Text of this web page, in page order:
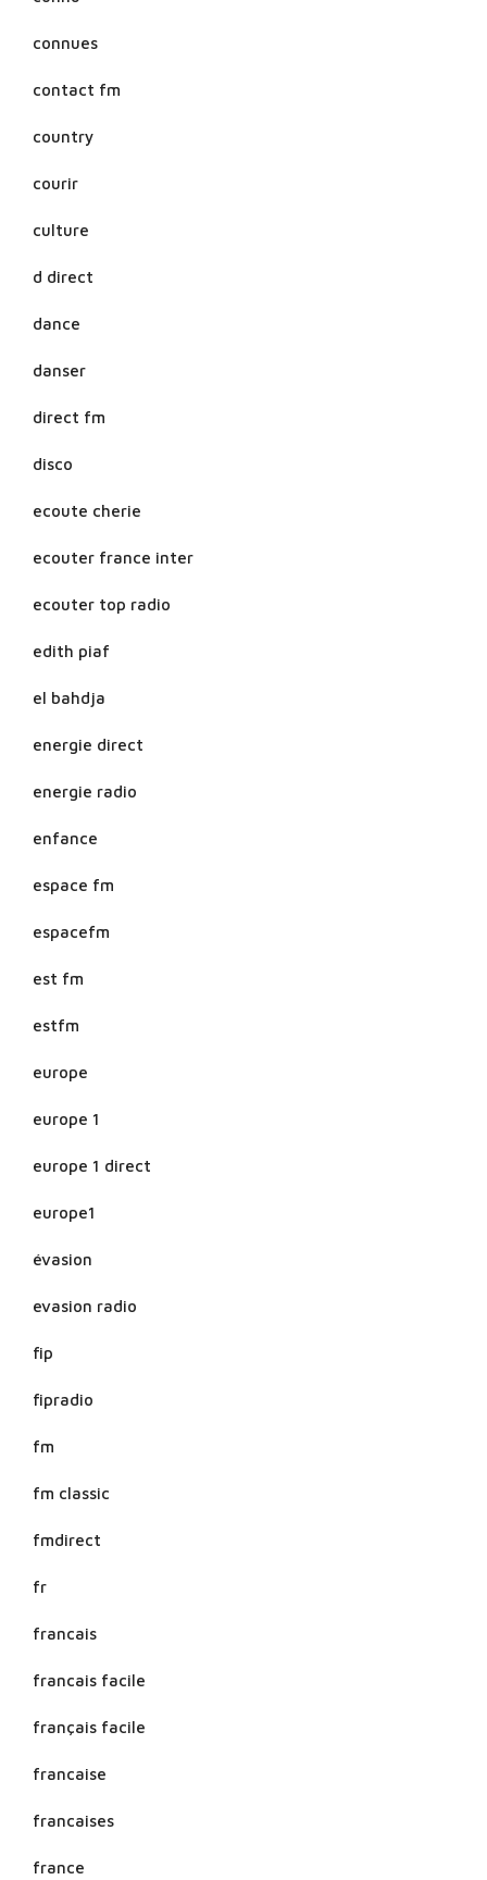
connues
contact fm
country
courir
culture
d direct
dance
danser
direct fm
disco
ecoute cherie
ecouter france inter
ecouter top radio
edith piaf
el bahdja
energie direct
energie radio
enfance
espace fm
espacefm
est fm
estfm
europe
europe 1
europe 1 direct
europe1
évasion
evasion radio
fip
fipradio
fm
fm classic
fmdirect
fr
francais
francais facile
français facile
francaise
francaises
france